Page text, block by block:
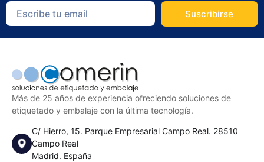
Suscribirse
Más de 25 años de experiencia ofreciendo soluciones de
etiquetado y embalaje con la última tecnología.
C/ Hierro, 15. Parque Empresarial Campo Real. 28510
Campo Real
Madrid. España